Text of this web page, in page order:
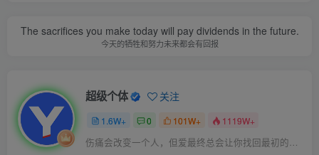
The sacrifices you make today will pay dividends in the future.
今天的牺牲和努力未来都会有回报
超级个体 关注
1.6W+ 0 101W+ 1119W+
伤痛会改变一个人，但爱最终总会让你找回最初的自己